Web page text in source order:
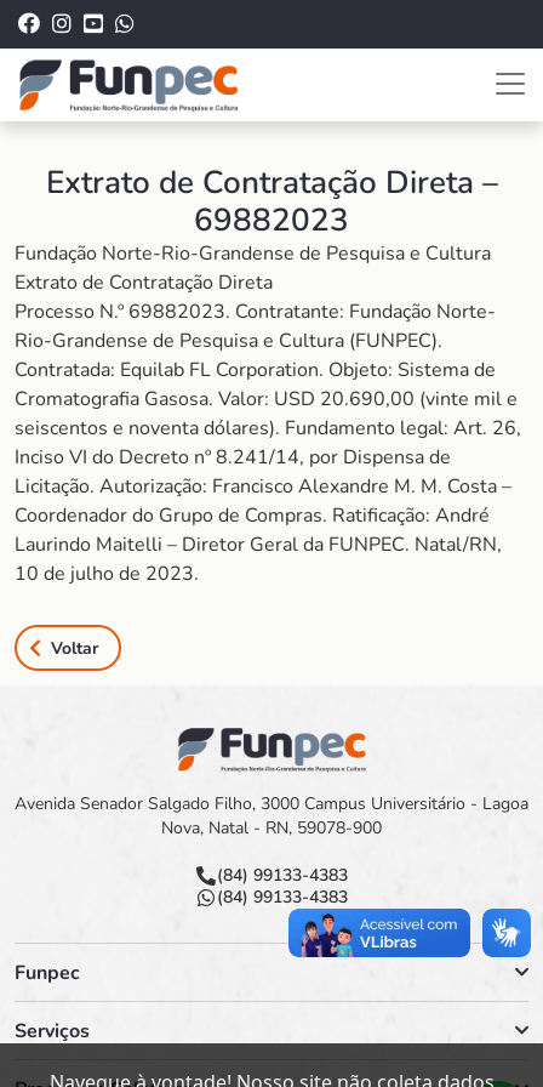
Extrato de Contratação Direta –
69882023
Fundação Norte-Rio-Grandense de Pesquisa e Cultura
Extrato de Contratação Direta
Processo N.º 69882023. Contratante: Fundação Norte-
Rio-Grandense de Pesquisa e Cultura (FUNPEC).
Contratada: Equilab FL Corporation. Objeto: Sistema de
Cromatografia Gasosa. Valor: USD 20.690,00 (vinte mil e
seiscentos e noventa dólares). Fundamento legal: Art. 26,
Inciso VI do Decreto nº 8.241/14, por Dispensa de
Licitação. Autorização: Francisco Alexandre M. M. Costa –
Coordenador do Grupo de Compras. Ratificação: André
Laurindo Maitelli – Diretor Geral da FUNPEC. Natal/RN,
10 de julho de 2023.
Voltar
Avenida Senador Salgado Filho, 3000 Campus Universitário - Lagoa
Nova, Natal - RN, 59078-900
(84) 99133-4383
(84) 99133-4383
Funpec
Serviços